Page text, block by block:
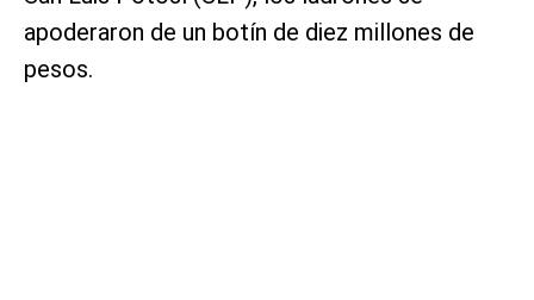
apoderaron de un botín de diez millones de
pesos.